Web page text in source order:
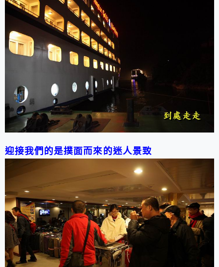
迎接我們的是撲面而來的迷人景致